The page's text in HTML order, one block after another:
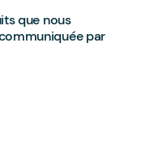
que nous
par